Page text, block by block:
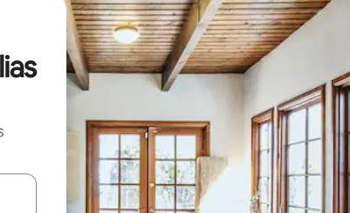
navegar usando las teclas de las flechas hacia arriba y